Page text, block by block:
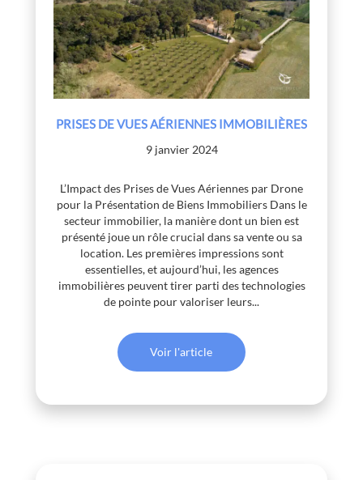
PRISES DE VUES AÉRIENNES IMMOBILIÈRES
9 janvier 2024
L’Impact des Prises de Vues Aériennes par Drone
pour la Présentation de Biens Immobiliers Dans le
secteur immobilier, la manière dont un bien est
présenté joue un rôle crucial dans sa vente ou sa
location. Les premières impressions sont
essentielles, et aujourd’hui, les agences
immobilières peuvent tirer parti des technologies
de pointe pour valoriser leurs...
Voir l'article